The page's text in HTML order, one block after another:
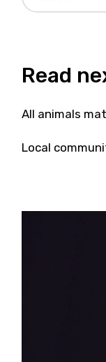
Read
All animals
Local